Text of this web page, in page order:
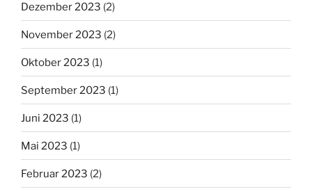
Dezember 2023 (2)
November 2023 (2)
Oktober 2023 (1)
September 2023 (1)
Juni 2023 (1)
Mai 2023 (1)
Februar 2023 (2)